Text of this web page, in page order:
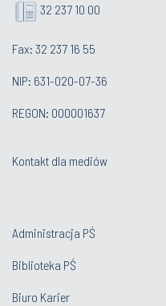
32 237 10 00
Fax: 32 237 16 55
NIP: 631-020-07-36
REGON: 000001637
Kontakt dla mediów
Administracja PŚ
Biblioteka PŚ
Biuro Karier